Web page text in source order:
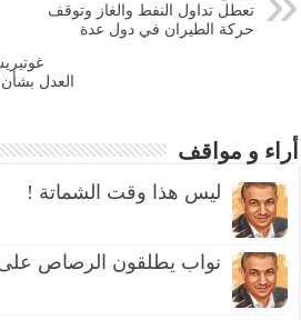
تعطل تداول النفط والغاز وتوقف
حركة الطيران في دول عدة
العدل بشأن
أراء و مواقف
ليس هذا وقت الشماتة !
نواب يطلقون الرصاص على